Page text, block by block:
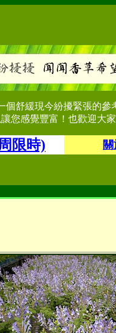
舒緩現今紛擾緊張的
您感覺豐富！也歡迎大
限時)